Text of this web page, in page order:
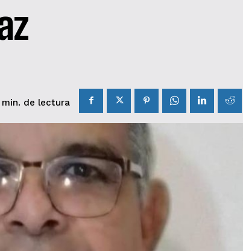
min. de lectura